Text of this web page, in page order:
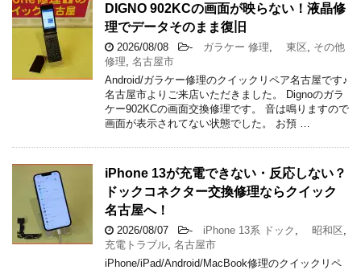
DIGNO 902KCの画面が映らない！液晶修
理でデータそのまま復旧
2026/08/08 - ガラケー 修理 東区
その他
修理 名古屋市
Android/ガラケー修理のクイックリペア名古屋です♪
名古屋市よりご来店いただきました。 Dignoのガラ
ケー902KCの画面交換修理です。 音は鳴りますので
画面が表示されてない状態でした。 お預 …
iPhone 13が充電できない・反応しない？
ドックコネクター交換修理ならクイック
名古屋へ！
2026/08/07 - iPhone 13系 ドック 昭和区
充電トラブル 名古屋市
iPhone/iPad/Android/MacBook修理のクイックリペ